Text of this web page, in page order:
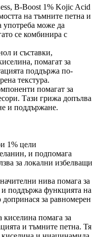
B-Boost 1% Kojic Acid
на тъмните петна и
употреба може да
се комбинира с
и съставки,
помагат за
поддържа по-
текстура.
помагат за
Тази грижа допълва
и поддържане.
1% цели
и подпомага
за локални избелващи
нива помага за
поддържа функцията на
допринася за равномерен
киселина помага за
и тъмните петна. Тя